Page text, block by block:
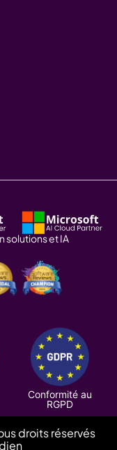
solutions et IA
Conformité au
RGPD
droits réservés